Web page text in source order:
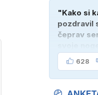
"Kako si
pozdravil
čeprav
svoje
"Oče mi
628